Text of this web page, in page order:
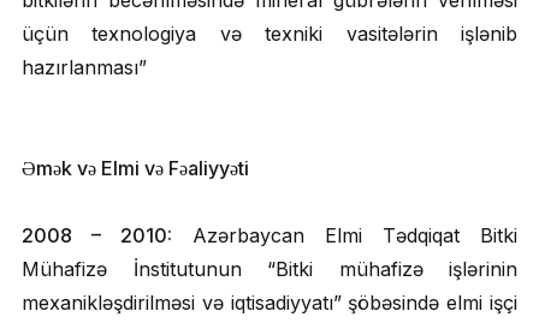
üçün texnologiya və texniki vasitələrin işlənib
hazırlanması”
Əmək və Elmi və Fəaliyyəti
2008 – 2010: Azərbaycan Elmi Tədqiqat Bitki
Mühafizə İnstitutunun “Bitki mühafizə işlərinin
mexanikləşdirilməsi və iqtisadiyyatı” şöbəsində elmi işçi